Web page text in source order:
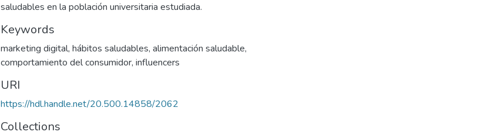
saludables en la población universitaria estudiada.
Keywords
marketing digital, hábitos saludables, alimentación saludable,
comportamiento del consumidor, influencers
URI
https://hdl.handle.net/20.500.14858/2062
Collections